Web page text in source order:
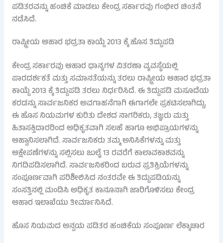
ಪಡಿತರವನ್ನು ಹಂಚಿಕೆ ಮಾಡಲು ಕೇಂದ್ರ ಸರ್ಕಾರವು ಗಂಭೀರ ಚಿಂತನೆ
ನಡೆಸಿದೆ.
ರಾಷ್ಟ್ರೀಯ ಆಹಾರ ಭದ್ರತಾ ಕಾಯ್ದೆ 2013 ಕ್ಕೆ ಹೊಸ ತಿದ್ದುಪಡಿ
ಕೇಂದ್ರ ಸರ್ಕಾರವು ಆಹಾರ ಧಾನ್ಯಗಳ ವಿತರಣಾ ವ್ಯವಸ್ಥೆಯಲ್ಲಿ
ಪಾರದರ್ಶಕತೆ ಮತ್ತು ಸಮಾನತೆಯನ್ನು ತರಲು ರಾಷ್ಟ್ರೀಯ ಆಹಾರ ಭದ್ರತಾ
ಕಾಯ್ದೆ 2013 ಕ್ಕೆ ತಿದ್ದುಪಡಿ ತರಲು ನಿರ್ಧರಿಸಿದೆ. ಈ ತಿದ್ದುಪಡಿ ಮಸೂದೆಯ
ಕರಡನ್ನು ಸಾರ್ವಜನಿಕರ ಅವಗಾಹನೆಗಾಗಿ ಈಗಾಗಲೇ ಪ್ರಕಟಿಸಲಾಗಿದ್ದು,
ಈ ಹೊಸ ನಿಯಮಗಳ ಕುರಿತು ದೇಶದ ನಾಗರಿಕರು, ತಜ್ಞರು ಮತ್ತು
ಹಿತಾಸಕ್ತಿದಾರರಿಂದ ಅಧಿಕೃತವಾಗಿ ಸಲಹೆ ಹಾಗೂ ಅಭಿಪ್ರಾಯಗಳನ್ನು
ಆಹ್ವಾನಿಸಲಾಗಿದೆ. ಸಾರ್ವಜನಿಕರು ತಮ್ಮ ಅನಿಸಿಕೆಗಳನ್ನು ಮತ್ತು
ಆಕ್ಷೇಪಣೆಗಳನ್ನು ಸಲ್ಲಿಸಲು ಜುಲೈ 13 ರವರೆಗೆ ಕಾಲಾವಕಾಶವನ್ನು
ನಿಗದಿಪಡಿಸಲಾಗಿದೆ. ಸಾರ್ವಜನಿಕರಿಂದ ಬರುವ ಪ್ರತಿಕ್ರಿಯೆಗಳನ್ನು
ಸಂಪೂರ್ಣವಾಗಿ ಪರಿಶೀಲಿಸಿದ ನಂತರವೇ ಈ ತಿದ್ದುಪಡಿಯನ್ನು
ಸಂಸತ್ತಿನಲ್ಲಿ ಮಂಡಿಸಿ ಅಧಿಕೃತ ಕಾನೂನಾಗಿ ಜಾರಿಗೊಳಿಸಲು ಕೇಂದ್ರ
ಆಹಾರ ಇಲಾಖೆಯು ತೀರ್ಮಾನಿಸಿದೆ.
ಹೊಸ ನಿಯಮದ ಅನ್ವಯ ಪಡಿತರ ಹಂಚಿಕೆಯ ಸಂಪೂರ್ಣ ಲೆಕ್ಕಾಚಾರ